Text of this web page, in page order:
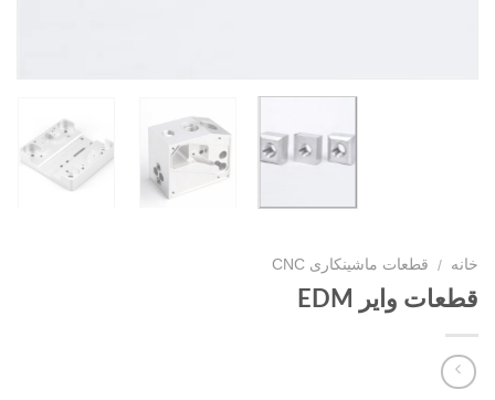
خانه / قطعات ماشینکاری CNC
قطعات وایر EDM